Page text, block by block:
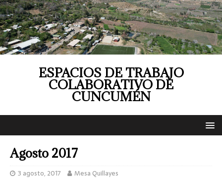
ESPACIOS DE TRABAJO
COLABORATIVO DE
CUNCUMÉN
Agosto 2017
3 agosto, 2017 Mesa Quillayes